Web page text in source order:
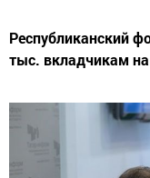
Республиканский
тыс. вкладчикам